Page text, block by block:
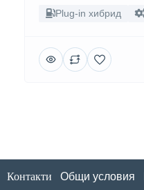
Plug-in хибрид
Контакти Общи условия